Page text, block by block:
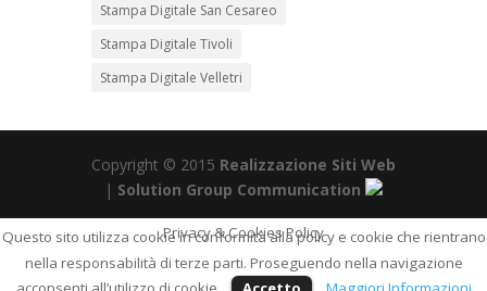
Stampa Digitale San Cesareo
Stampa Digitale Tivoli
Stampa Digitale Velletri
Copyright © 2015 Realizzazione Siti Web
| Solution Group Communication
Questo sito utilizza cookie in conformità alla policy e cookie che rientrano
nella responsabilità di terze parti. Proseguendo nella navigazione
Privacy & Cookies Policy